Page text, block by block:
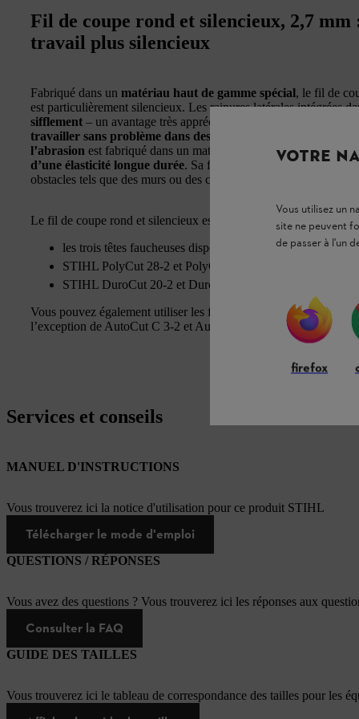
Fil de coupe rond et silencieux, 2,7
travail plus silencieux
Fabriqué dans un matériau haut de gamme spécial, le fil de
est particulièrement silencieux. Les rainures latérales intégrées
sifflement – un avantage très apprécié des utilisateurs, tant
travailler sans problème dans des environnements sensibles
l’abrasion est fabriqué dans un matériau à haute densité, ce
d’une élasticité longue durée. Sa forme arrondie évite de créer
obstacles tels que des murs ou des clôtures.
Le fil de coupe rond et silencieux est compatible avec les têtes
les trois têtes faucheuses disponibles STIHL TrimCut,
STIHL PolyCut 28-2 et PolyCut 48-2
STIHL DuroCut 20-2 et DuroCut 40-4
Vous pouvez également utiliser les fils de coupe ronds et
l’exception de AutoCut C 3-2 et AutoCut C 6-2.
Services et conseils
MANUEL D'INSTRUCTIONS
Vous trouverez ici la notice d'utilisation pour ce produit STIHL
Télécharger le mode d'emploi
QUESTIONS / RÉPONSES
Vous avez des questions ? Vous trouverez ici les réponses aux
Consulter la FAQ
GUIDE DES TAILLES
Vous trouverez ici le tableau de correspondance des tailles pour les
VOTRE
Vous utilisez un
site ne peuvent
de passer à l'un
firefox